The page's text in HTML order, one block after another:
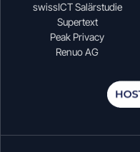
swissICT Salärstudie
Supertext
Peak Privacy
Renuo AG